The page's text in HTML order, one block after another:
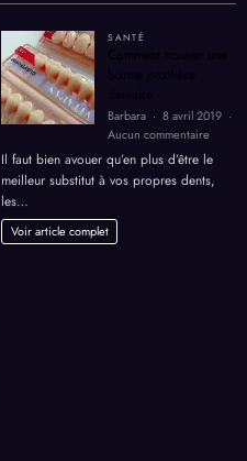
SANTÉ
Comment trouver une
bonne prothèse
dentaire.
Barbara
8 avril 2019
Aucun commentaire
une
Il faut bien avouer qu’en plus d’être le
meilleur substitut à vos propres dents,
les…
Voir article complet